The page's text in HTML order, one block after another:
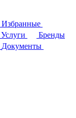
Избранные
Услуги
Бренды
Документы